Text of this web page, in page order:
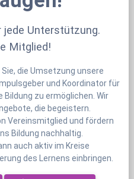
jede Unterstützung.
Mitglied!
die Umsetzung unsere
und Koordinator für
zu ermöglichen. Wir
die begeistern.
Vereinsmitglied und fördern
Bildung nachhaltig.
auch aktiv im Kreise
des Lernens einbringen.